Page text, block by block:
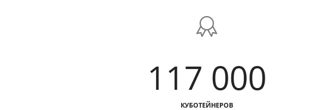
117 000
КУБОТЕЙНЕРОВ